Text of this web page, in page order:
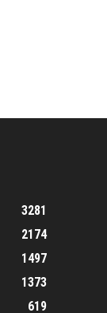
3281
2174
1497
1373
619